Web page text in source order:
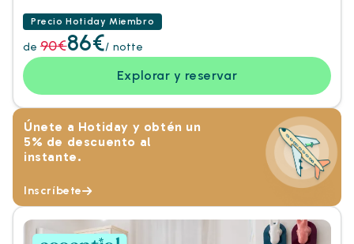
Precio Hotiday Miembro
de 90€86€/ notte
Explorar y reservar
Únete a Hotiday y obtén un
5% de descuento al
instante.
Inscríbete